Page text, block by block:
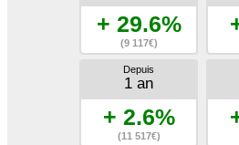
+ 29.6%
(9 117€)
Depuis
1 an
+ 2.6%
(11 517€)